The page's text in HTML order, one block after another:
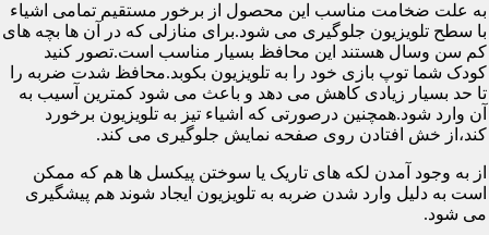
به علت ضخامت مناسب این محصول از برخور مستقیم تمامی اشیاء
با سطح تلویزیون جلوگیری می شود.برای منازلی که در آن ها بچه های
کم سن وسال هستند این محافظ بسیار مناسب است.تصور کنید
کودک شما توپ بازی خود را به تلویزیون بکوبد.محافظ شدت ضربه را
تا حد بسیار زیادی کاهش می دهد و باعث می شود کمترین آسیب به
آن وارد شود.همچنین درصورتی که اشیاء تیز به تلویزیون برخورد
کند،از خش افتادن روی صفحه نمایش جلوگیری می کند.
از به وجود آمدن لکه های تاریک یا سوختن پیکسل ها هم که ممکن
است به دلیل وارد شدن ضربه به تلویزیون ایجاد شوند هم پیشگیری
می شود.